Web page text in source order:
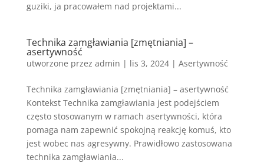
guziki, ja pracowałem nad projektami...
Technika zamgławiania [zmętniania] –
asertywność
utworzone przez admin | lis 3, 2024| Asertywność
Technika zamgławiania [zmętniania] – asertywność
Kontekst Technika zamgławiania jest podejściem
często stosowanym w ramach asertywności, która
pomaga nam zapewnić spokojną reakcję komuś, kto
jest wobec nas agresywny. Prawidłowo zastosowana
technika zamgławiania...